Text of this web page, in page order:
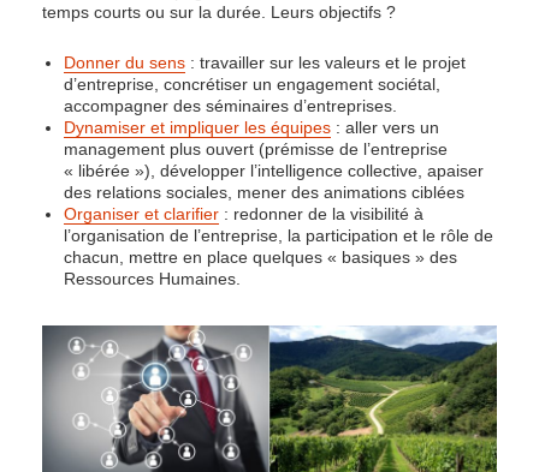
temps courts ou sur la durée. Leurs objectifs ?
Donner du sens: travailler sur les valeurs et le projet
d’entreprise, concrétiser un engagement sociétal,
accompagner des séminaires d’entreprises.
Dynamiser et impliquer les équipes: aller vers un
management plus ouvert (prémisse de l’entreprise
« libérée »), développer l’intelligence collective, apaiser
des relations sociales, mener des animations ciblées
Organiser et clarifier: redonner de la visibilité à
l’organisation de l’entreprise, la participation et le rôle de
chacun, mettre en place quelques « basiques » des
Ressources Humaines.